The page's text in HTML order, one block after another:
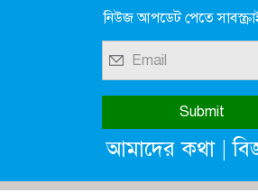
নিউজ আপডেট পেতে
আমাদের কথা|